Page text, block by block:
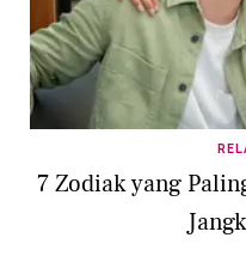
7 Zodiak yang